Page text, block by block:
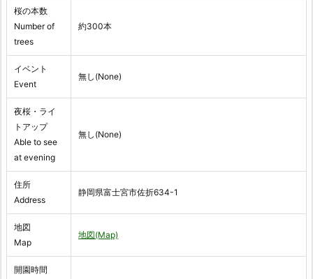
桜の本数
Number of
trees
約300本
イベント
Event
無し(None)
夜桜・ライ
トアップ
Able to see
at evening
無し(None)
住所
Address
静岡県富士宮市佐折634-1
地図
Map
地図(Map)
開園時間